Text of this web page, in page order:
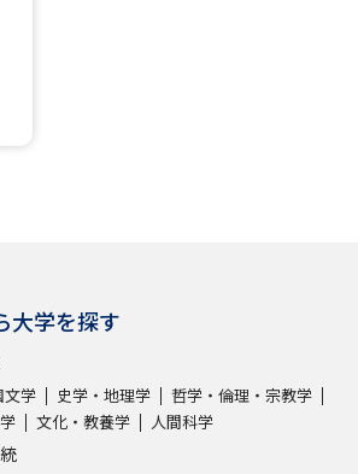
増設大学・学部・学科特集
国際・グロ
ータサイエンス特集
路の３択
新学年スタート号特集ページ（
学年スタート号特集ページ（高2生用）
大学を探す
文学 史学・地理学
哲学・倫理・宗教学
文化・教養学 人間科学